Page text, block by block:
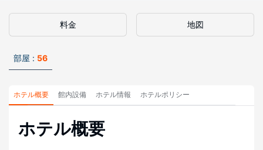
料金 地図
部屋 : 56
ホテル概要 館内設備 ホテル情報 ホテルポリシー
ホテル概要